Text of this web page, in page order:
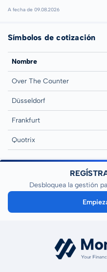
A fecha de 09.08.2026
Símbolos de cotización
Nombre
Over The Counter
Düsseldorf
Frankfurt
Quotrix
Desbloquea la gestión